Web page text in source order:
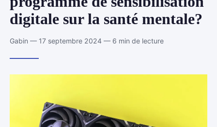
digitale sur la santé mentale?
Gabin — 17 septembre 2024 — 6 min de lecture